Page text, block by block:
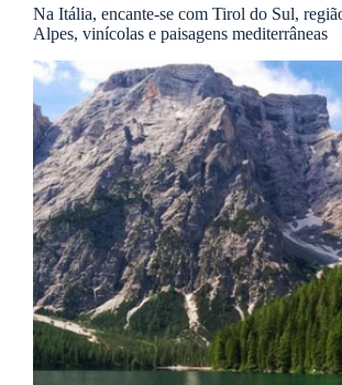
Na Itália, encante-se com Tirol do Sul,
Alpes, vinícolas e paisagens mediterrâneas